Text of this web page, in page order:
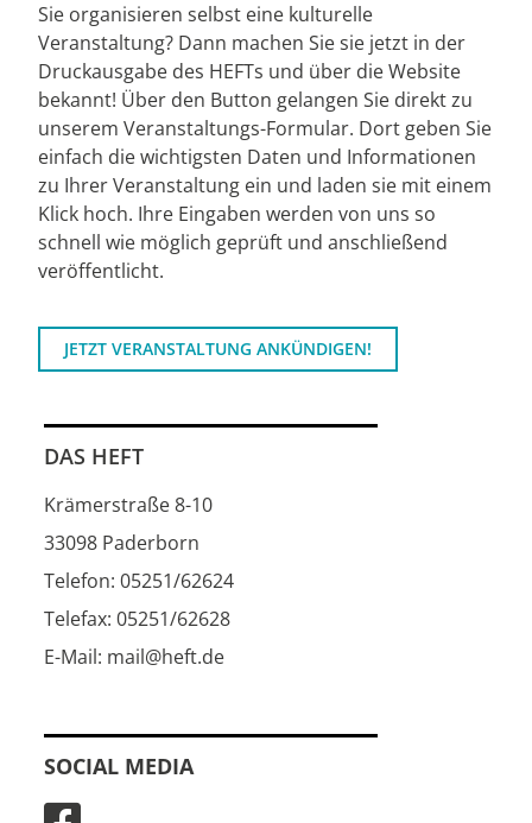
Sie organisieren selbst eine kulturelle
Veranstaltung? Dann machen Sie sie jetzt in der
Druckausgabe des HEFTs und über die Website
bekannt! Über den Button gelangen Sie direkt zu
unserem Veranstaltungs-Formular. Dort geben Sie
einfach die wichtigsten Daten und Informationen
zu Ihrer Veranstaltung ein und laden sie mit einem
Klick hoch. Ihre Eingaben werden von uns so
schnell wie möglich geprüft und anschließend
veröffentlicht.
JETZT VERANSTALTUNG ANKÜNDIGEN!
DAS HEFT
Krämerstraße 8-10
33098 Paderborn
Telefon: 05251/62624
Telefax: 05251/62628
E-Mail: mail@heft.de
SOCIAL MEDIA